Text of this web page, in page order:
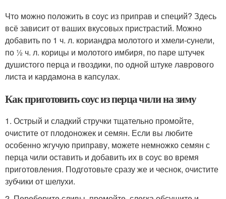
Что можно положить в соус из приправ и специй? Здесь
всё зависит от ваших вкусовых пристрастий. Можно
добавить по 1 ч. л. кориандра молотого и хмели-сунели,
по ½ ч. л. корицы и молотого имбиря, по паре штучек
душистого перца и гвоздики, по одной штуке лаврового
листа и кардамона в капсулах.
Как приготовить соус из перца чили на зиму
1. Острый и сладкий стручки тщательно промойте,
очистите от плодоножек и семян. Если вы любите
особенно жгучую приправу, можете немножко семян с
перца чили оставить и добавить их в соус во время
приготовления. Подготовьте сразу же и чеснок, очистите
зубчики от шелухи.